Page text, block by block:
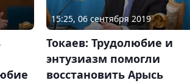
15:25, 06 сентября 2019
Токаев: Трудолюбие и
энтузиазм помогли
восстановить Арысь